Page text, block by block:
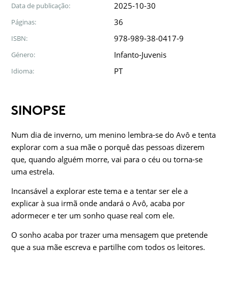
Data de publicação: 2025-10-30
Páginas: 36
ISBN: 978-989-38-0417-9
Género: Infanto-Juvenis
Idioma: PT
SINOPSE
Num dia de inverno, um menino lembra-se do Avô e tenta
explorar com a sua mãe o porquê das pessoas dizerem
que, quando alguém morre, vai para o céu ou torna-se
uma estrela.
Incansável a explorar este tema e a tentar ser ele a
explicar à sua irmã onde andará o Avô, acaba por
adormecer e ter um sonho quase real com ele.
O sonho acaba por trazer uma mensagem que pretende
que a sua mãe escreva e partilhe com todos os leitores.